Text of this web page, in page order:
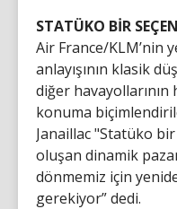
STATÜKO BİR
Air France/KLM’nin
anlayışının klasik
diğer havayollarının
konuma
Janaillac "Statüko
oluşan dinamik
dönmemiz için
gerekiyor” dedi.